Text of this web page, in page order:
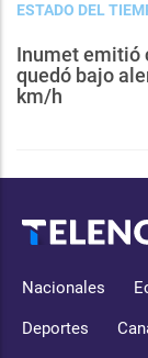
ESTADO DEL
Inumet emitió
quedó bajo
km/h
Nacionales
Deportes